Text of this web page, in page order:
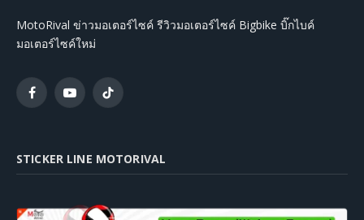
MotoRival ข่าวมอเตอร์ไซค์ รีวิวมอเตอร์ไซค์ Bigbike บิ๊กไบค์
มอเตอร์ไซค์ใหม่
FacebookYouTubeTikTok
STICKER LINE MOTORIVAL